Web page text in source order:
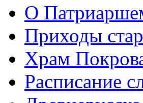
О
Приходы
Храм
Расписание